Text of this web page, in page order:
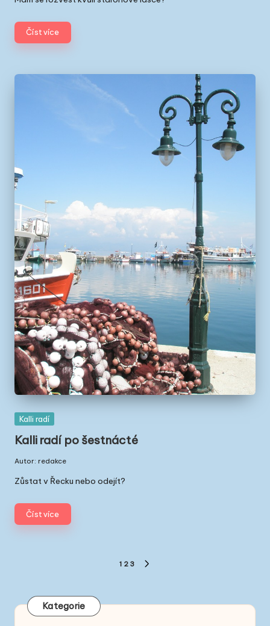
Číst více
Posted
Kalli radí
Kalli radí po šestnácté
Posted
by
Autor: redakce
Zůstat v Řecku nebo odejít?
Číst více
1 2 3
Kategorie